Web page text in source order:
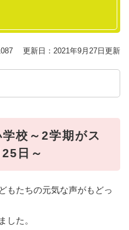
更新日：2021年9月27日更新
学校～2学期がス
日～
もたちの元気な声がもどっ
した。